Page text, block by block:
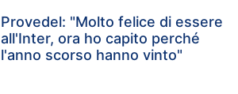
Provedel: "Molto felice di essere
all'Inter, ora ho capito perché
l'anno scorso hanno vinto"